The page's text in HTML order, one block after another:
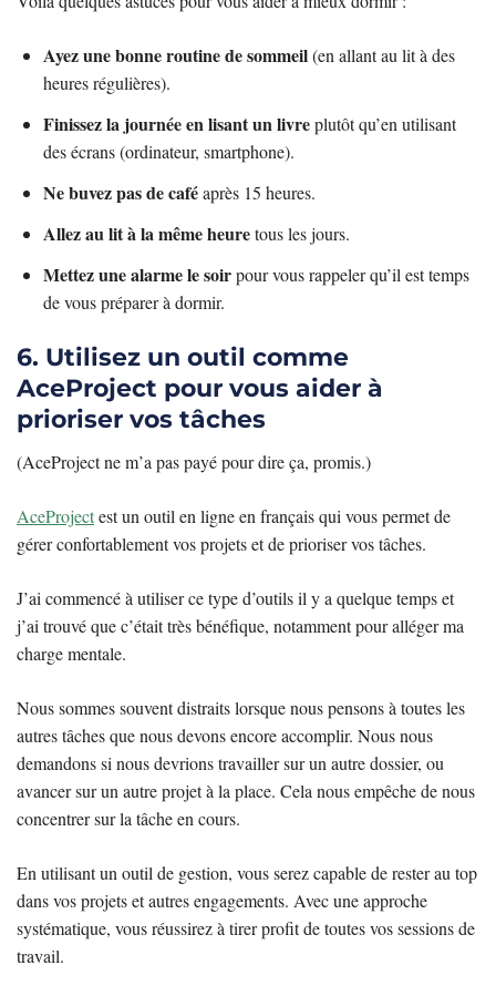
Ayez une bonne routine de sommeil(en allant au lit à des
heures régulières).
Finissez la journée en lisant un livreplutôt qu’en utilisant
des écrans (ordinateur, smartphone).
Ne buvez pas de caféaprès 15 heures.
Allez au lit à la même heuretous les jours.
Mettez une alarme le soirpour vous rappeler qu’il est temps
de vous préparer à dormir.
6. Utilisez un outil comme
AceProject pour vous aider à
prioriser vos tâches
(AceProject ne m’a pas payé pour dire ça, promis.)
AceProjectest un outil en ligne en français qui vous permet de
gérer confortablement vos projets et de prioriser vos tâches.
J’ai commencé à utiliser ce type d’outils il y a quelque temps et
j’ai trouvé que c’était très bénéfique, notamment pour alléger ma
charge mentale.
Nous sommes souvent distraits lorsque nous pensons à toutes les
autres tâches que nous devons encore accomplir. Nous nous
demandons si nous devrions travailler sur un autre dossier, ou
avancer sur un autre projet à la place. Cela nous empêche de nous
concentrer sur la tâche en cours.
En utilisant un outil de gestion, vous serez capable de rester au top
dans vos projets et autres engagements. Avec une approche
systématique, vous réussirez à tirer profit de toutes vos sessions de
travail.